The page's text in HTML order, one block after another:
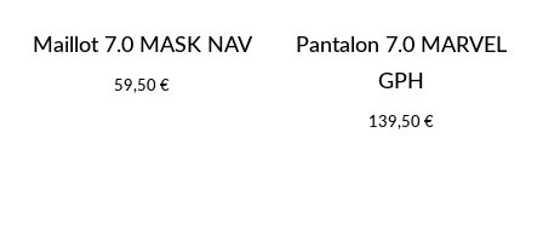
Maillot 7.0 MASK NAV
59,50 €
Pantalon 7.0 MARVEL
GPH
139,50 €